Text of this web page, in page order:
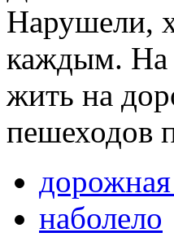
Нарушели,
каждым. На
жить на
пешеходов
дорожная
наболело